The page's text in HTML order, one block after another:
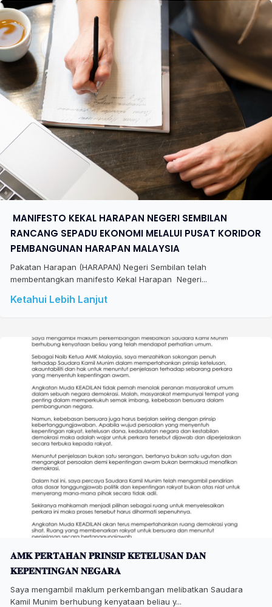
​ MANIFESTO KEKAL HARAPAN NEGERI SEMBILAN
RANCANG SEPADU EKONOMI MELALUI PUSAT KORIDOR
PEMBANGUNAN HARAPAN MALAYSIA
Pakatan Harapan (HARAPAN) Negeri Sembilan telah
membentangkan manifesto Kekal Harapan Negeri...
Ketahui Lebih Lanjut
𝐀𝐌𝐊 𝐏𝐄𝐑𝐓𝐀𝐇𝐀𝐍 𝐏𝐑𝐈𝐍𝐒𝐈𝐏 𝐊𝐄𝐓𝐄𝐋𝐔𝐒𝐀𝐍 𝐃𝐀𝐍
𝐊𝐄𝐏𝐄𝐍𝐓𝐈𝐍𝐆𝐀𝐍 𝐍𝐄𝐆𝐀𝐑𝐀
Saya mengambil maklum perkembangan melibatkan Saudara
Kamil Munim berhubung kenyataan beliau y...